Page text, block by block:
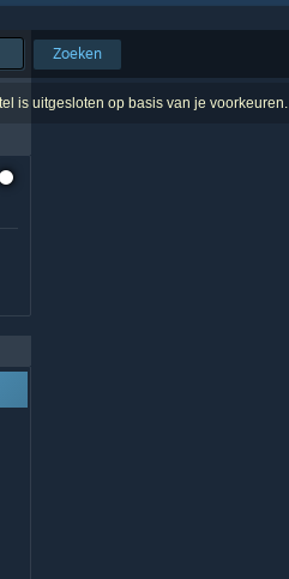
Zoeken
is uitgesloten op basis van je voorkeuren.